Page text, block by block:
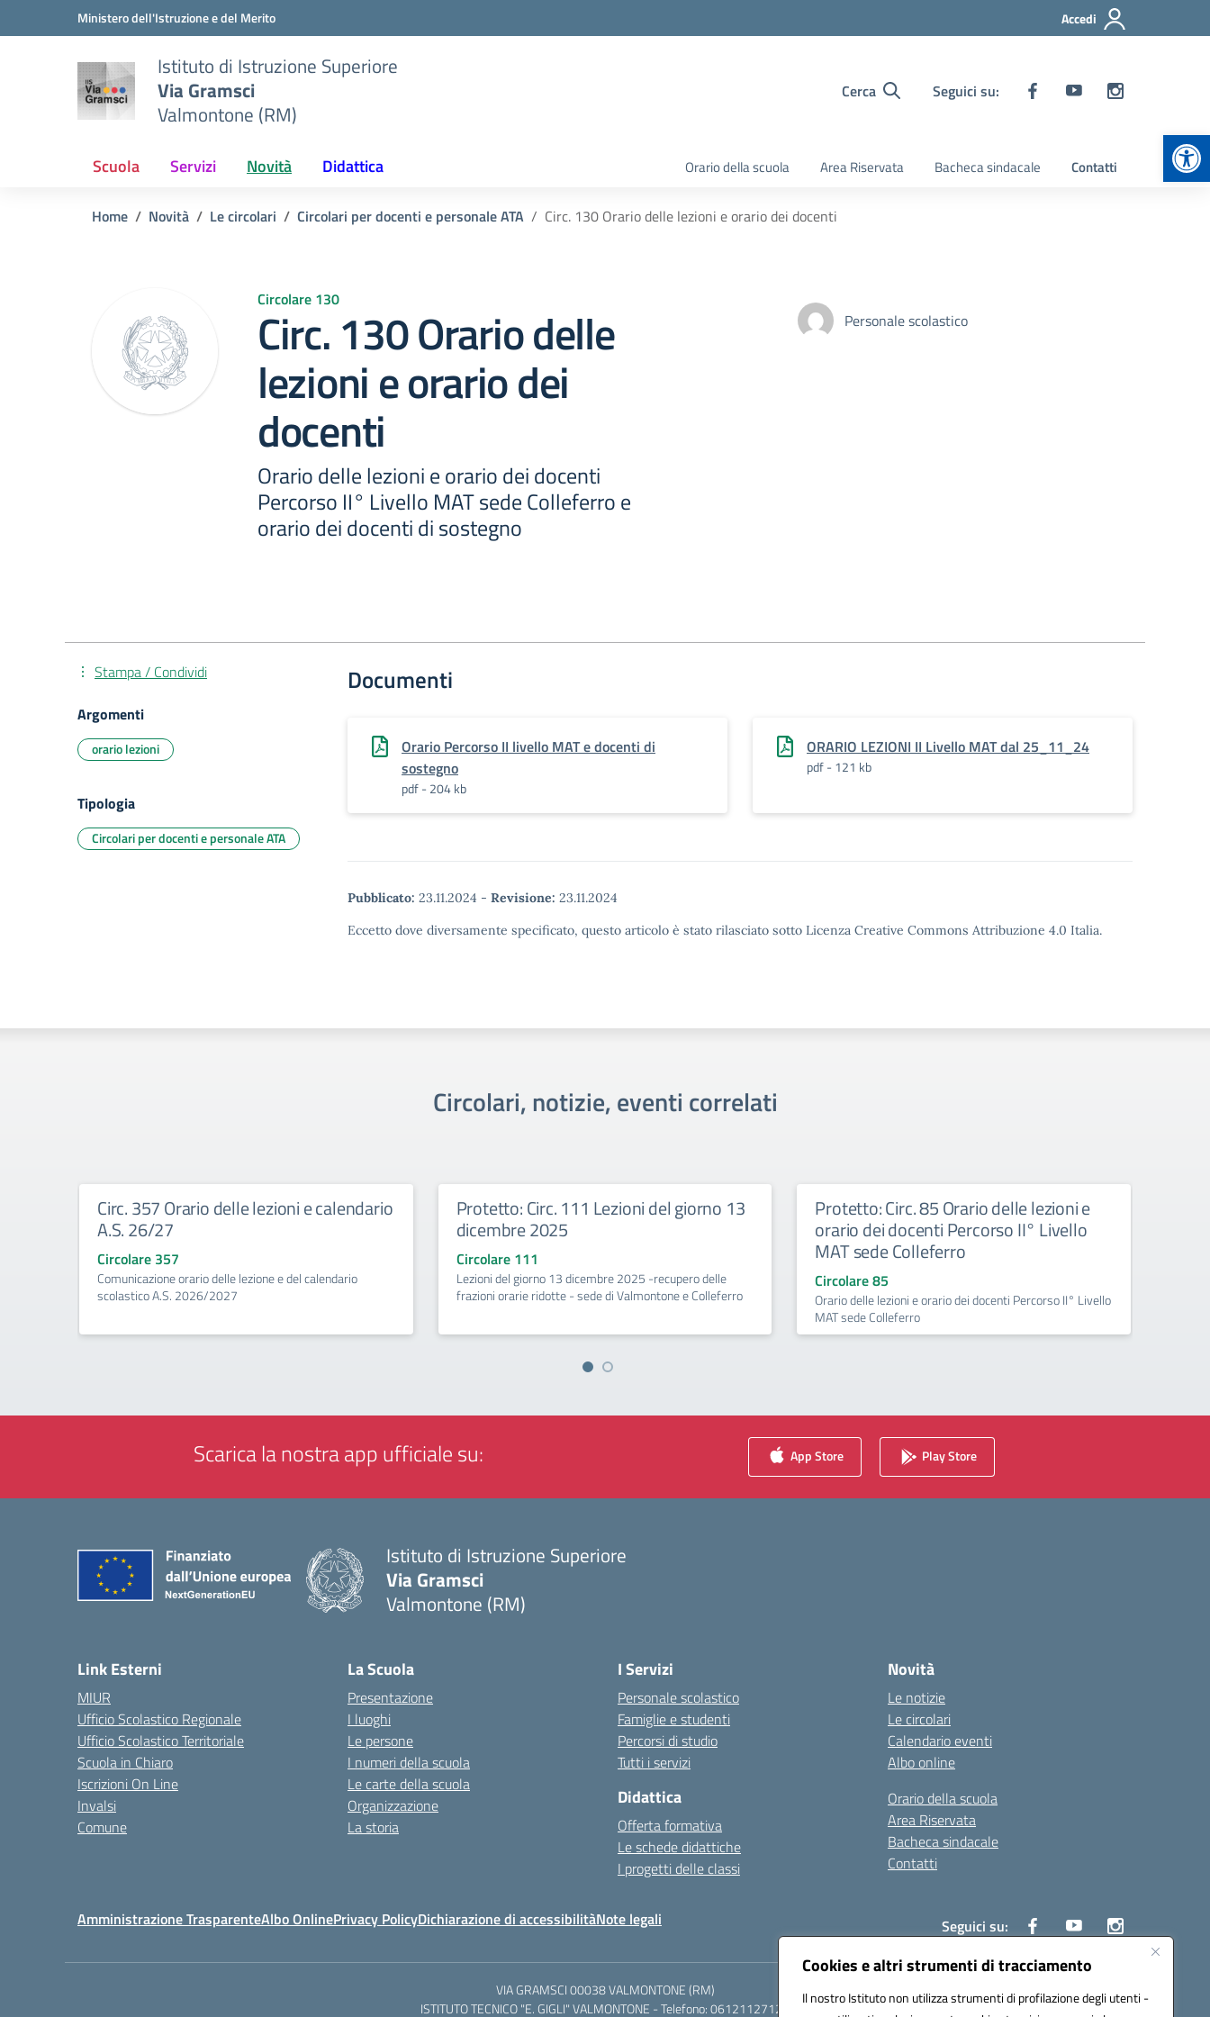
Cookies e altri strumenti di tracciamento
Il nostro Istituto non utilizza strumenti di profilazione degli utenti -
Vai ai contenuti
Vai al menu di navigazioneMinistero dell'Istruzione e del Merito Accedi
Istituto di Istruzione Superiore
Via Gramsci
Valmontone (RM)
Cerca Seguici su:
Scuola Servizi Novità Didattica Orario della scuola Area Riservata Bacheca sindacale Contatti
Home Novità Le circolari Circolari per docenti e personale ATA Circ. 130 Orario delle lezioni e orario dei docenti
Circolare 130
Circ. 130 Orario delle
lezioni e orario dei
docenti
Orario delle lezioni e orario dei docenti
Percorso II° Livello MAT sede Colleferro e
orario dei docenti di sostegno
Personale scolastico
Documenti
Orario Percorso II livello MAT e docenti di
sostegno
pdf - 204 kb
ORARIO LEZIONI II Livello MAT dal 25_11_24
pdf - 121 kb
Pubblicato: 23.11.2024 - Revisione: 23.11.2024
Eccetto dove diversamente specificato, questo articolo è stato rilasciato sotto Licenza Creative Commons Attribuzione 4.0 Italia.
Stampa / Condividi
Argomenti
orario lezioni
Tipologia
Circolari per docenti e personale ATA
Circolari, notizie, eventi correlati
Circ. 357 Orario delle lezioni e calendario
A.S. 26/27
Circolare 357
Comunicazione orario delle lezione e del calendario
scolastico A.S. 2026/2027
Protetto: Circ. 111 Lezioni del giorno 13
dicembre 2025
Circolare 111
Lezioni del giorno 13 dicembre 2025 -recupero delle
frazioni orarie ridotte - sede di Valmontone e Colleferro
Protetto: Circ. 85 Orario delle lezioni e
orario dei docenti Percorso II° Livello
MAT sede Colleferro
Circolare 85
Orario delle lezioni e orario dei docenti Percorso II° Livello
MAT sede Colleferro
Scarica la nostra app ufficiale su: App Store Play Store
Istituto di Istruzione Superiore
Via Gramsci
Valmontone (RM)
Link Esterni
MIUR
Ufficio Scolastico Regionale
Ufficio Scolastico Territoriale
Scuola in Chiaro
Iscrizioni On Line
Invalsi
Comune
La Scuola
Presentazione
I luoghi
Le persone
I numeri della scuola
Le carte della scuola
Organizzazione
La storia
I Servizi
Personale scolastico
Famiglie e studenti
Percorsi di studio
Tutti i servizi
Didattica
Offerta formativa
Le schede didattiche
I progetti delle classi
Novità
Le notizie
Le circolari
Calendario eventi
Albo online
Orario della scuola
Area Riservata
Bacheca sindacale
Contatti
Amministrazione TrasparenteAlbo OnlinePrivacy PolicyDichiarazione di accessibilitàNote legali Seguici su:
VIA GRAMSCI 00038 VALMONTONE (RM)
ISTITUTO TECNICO "E. GIGLI" VALMONTONE - Telefono: 06121127125